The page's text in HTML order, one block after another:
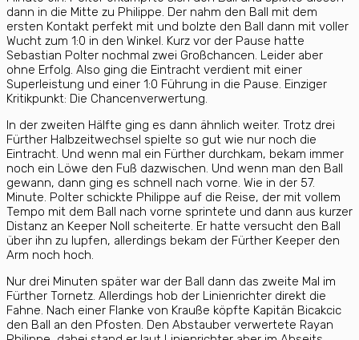
dann in die Mitte zu Philippe. Der nahm den Ball mit dem
ersten Kontakt perfekt mit und bolzte den Ball dann mit voller
Wucht zum 1:0 in den Winkel. Kurz vor der Pause hatte
Sebastian Polter nochmal zwei Großchancen. Leider aber
ohne Erfolg. Also ging die Eintracht verdient mit einer
Superleistung und einer 1:0 Führung in die Pause. Einziger
Kritikpunkt: Die Chancenverwertung.
In der zweiten Hälfte ging es dann ähnlich weiter. Trotz drei
Fürther Halbzeitwechsel spielte so gut wie nur noch die
Eintracht. Und wenn mal ein Fürther durchkam, bekam immer
noch ein Löwe den Fuß dazwischen. Und wenn man den Ball
gewann, dann ging es schnell nach vorne. Wie in der 57.
Minute. Polter schickte Philippe auf die Reise, der mit vollem
Tempo mit dem Ball nach vorne sprintete und dann aus kurzer
Distanz an Keeper Noll scheiterte. Er hatte versucht den Ball
über ihn zu lupfen, allerdings bekam der Fürther Keeper den
Arm noch hoch.
Nur drei Minuten später war der Ball dann das zweite Mal im
Fürther Tornetz. Allerdings hob der Linienrichter direkt die
Fahne. Nach einer Flanke von Krauße köpfte Kapitän Bicakcic
den Ball an den Pfosten. Den Abstauber verwertete Rayan